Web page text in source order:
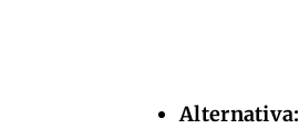
Alternativa: